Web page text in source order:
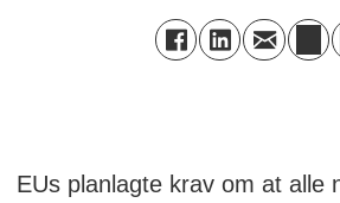
EUs planlagte krav om at alle